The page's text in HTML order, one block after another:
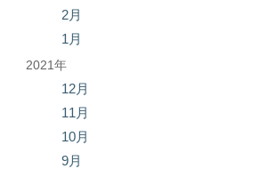
2月
1月
2021年
12月
11月
10月
9月